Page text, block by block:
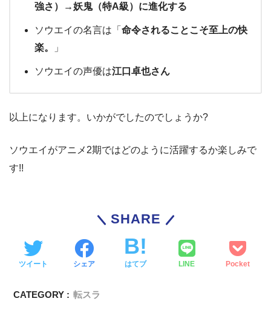
強さ）→妖鬼（特A級）に進化する
ソウエイの名言は「 命令されることこそ至上の快
楽。
」
ソウエイの声優は江口卓也さん
以上になります。いかがでしたのでしょうか?
ソウエイがアニメ2期ではどのように活躍するか楽しみで
す!!
SHARE
ツイート シェア はてブ LINE Pocket
CATEGORY : 転スラ